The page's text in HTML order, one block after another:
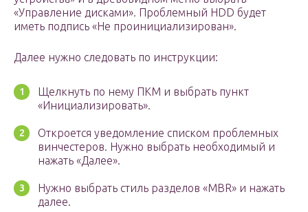
«Управление дисками». Проблемный HDD будет
иметь подпись «Не проинициализирован».
Далее нужно следовать по инструкции:
Щелкнуть по нему ПКМ и выбрать пункт
«Инициализировать».
Откроется уведомление списком проблемных
винчестеров. Нужно выбрать необходимый и
нажать «Далее».
Нужно выбрать стиль разделов «MBR» и нажать
далее.